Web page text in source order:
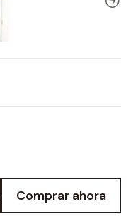
Comprar ahora